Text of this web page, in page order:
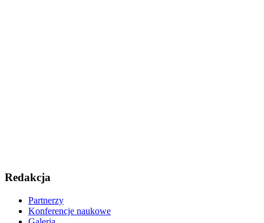
Redakcja
Partnerzy
Konferencje naukowe